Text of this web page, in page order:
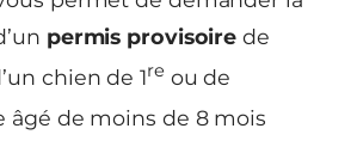
permis provisoire de
chien de 1re ou de
âgé de moins de 8 mois